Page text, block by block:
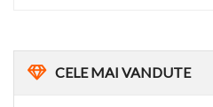
CELEMAI VANDUTE